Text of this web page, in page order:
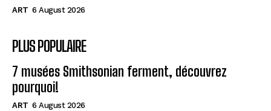
ART 6 August 2026
PLUS POPULAIRE
7 musées Smithsonian ferment, découvrez
pourquoi!
ART 6 August 2026